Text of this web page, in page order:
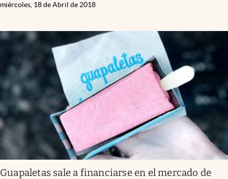
miércoles, 18 de Abril de 2018
Guapaletas sale a financiarse en el mercado de